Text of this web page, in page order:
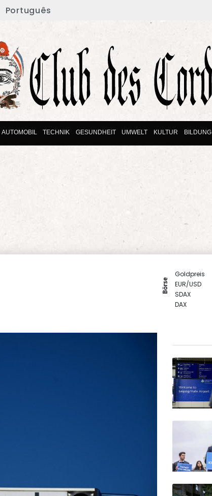
Português
AUTOMOBIL TECHNIK GESUNDHEIT UMWELT KULTUR BILDUNG
Börse
Goldpreis
EUR/USD
SDAX
DAX